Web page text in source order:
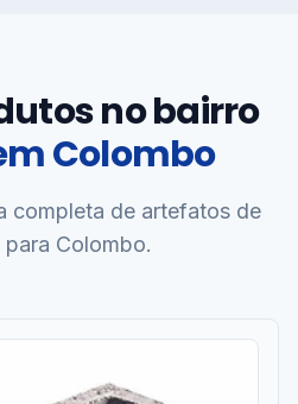
no bairro
Colombo
completa de artefatos de
Colombo.